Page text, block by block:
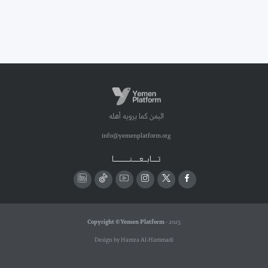
اليمن كما يرويه أهله
info@yemenplatform.org
تـــــابـــعــــــنـــــــــــــا
Copyright © Yemen Platform- 2025
Design by Hamza Al-Hammadi